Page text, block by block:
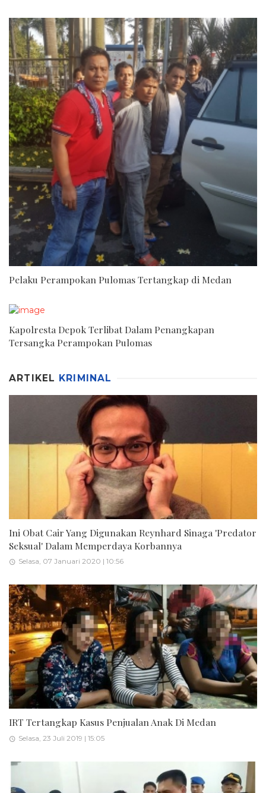
Pelaku Perampokan Pulomas Tertangkap di Medan
Kapolresta Depok Terlibat Dalam Penangkapan
Tersangka Perampokan Pulomas
ARTIKEL KRIMINAL
Ini Obat Cair Yang Digunakan Reynhard Sinaga 'Predator
Seksual' Dalam Memperdaya Korbannya
Selasa, 07 Januari 2020 | 10:56
IRT Tertangkap Kasus Penjualan Anak Di Medan
Selasa, 23 Juli 2019 | 15:05